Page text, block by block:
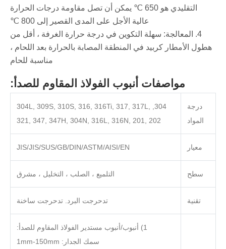
التقليدي هو 650 ℃ يمكن أن تصل مقاومة درجات الحرارة
عالية الأجل على المدى القصير إلى 800 ℃‌
‌4. المعالجة: سهلة التكوين في درجة حرارة الغرفة ، أقل من
هطول الأمطار كربيد في المنطقة المصابة بالحرارة بعد اللحام ،
مناسبة للحام
مواصفات أنبوب الفولاذ المقاوم للصدأ:
درجة
المواد
304, 304L, 309S, 310S, 316, 316Ti, 317, 317L,
321, 347, 347H, 304N, 316L, 316N, 201, 202
معيار JIS/JIS/SUS/GB/DIN/ASTM/AISI/EN
سطح التلميع ، الصلب ، التخليل ، مشرق
تقنية تدحرجت البرد. تدحرجت ساخنة
1) أنبوب/أنبوب مستدير الفولاذ المقاوم للصدأ:
سمك الجدار: 1mm-150mm